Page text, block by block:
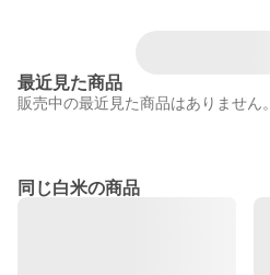
最近見た商品
販売中の最近見た商品はありません。
同じ白米の商品